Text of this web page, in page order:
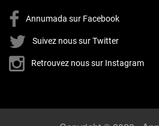
Annumada sur Facebook
Suivez nous sur Twitter
Retrouvez nous sur Instagram